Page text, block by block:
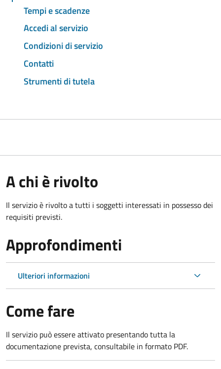
Tempi e scadenze
Accedi al servizio
Condizioni di servizio
Contatti
Strumenti di tutela
A chi è rivolto
Il servizio è rivolto a tutti i soggetti interessati in possesso dei
requisiti previsti.
Approfondimenti
Ulteriori informazioni
Come fare
Il servizio può essere attivato presentando tutta la
documentazione prevista, consultabile in formato PDF.